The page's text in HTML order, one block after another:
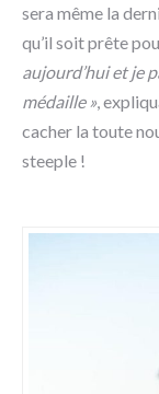
sera même la
qu’il soit prête
aujourd’hui et je
médaille »,
cacher la toute
steeple !